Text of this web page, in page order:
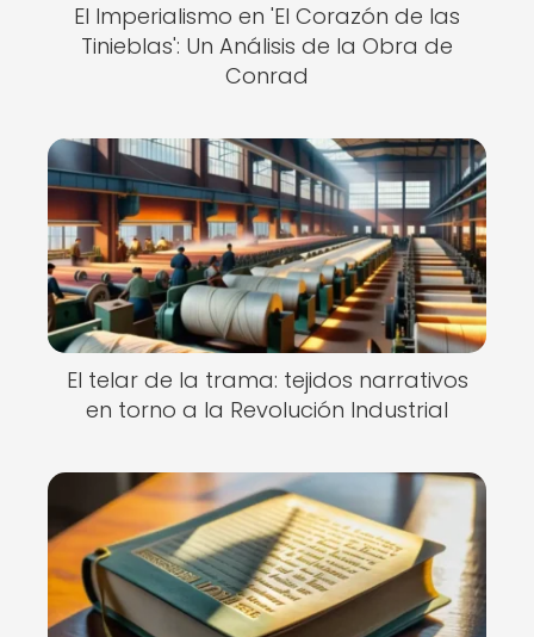
El Imperialismo en 'El Corazón de las
Tinieblas': Un Análisis de la Obra de
Conrad
El telar de la trama: tejidos narrativos
en torno a la Revolución Industrial